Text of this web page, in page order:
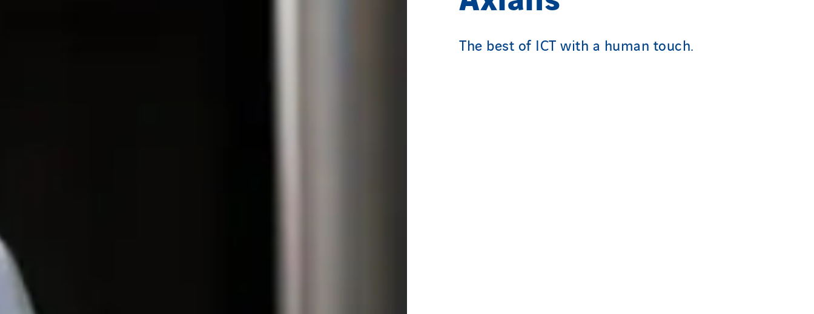
The best of ICT with a human touch.